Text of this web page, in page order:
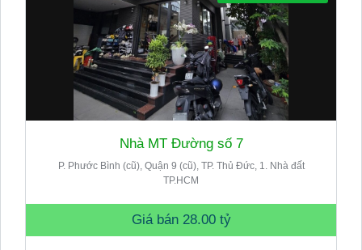
Nhà MT Đường số 7
P. Phước Bình (cũ), Quận 9 (cũ), TP. Thủ Đức, 1. Nhà đất
TP.HCM
Giá bán 28.00 tỷ